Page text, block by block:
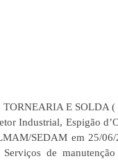
E SOLDA (
Industrial, Espigão
SEDAM em 25/
de